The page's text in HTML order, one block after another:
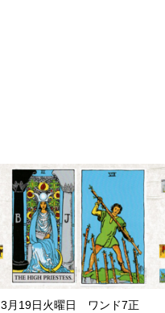
3月19日火曜日 ワンド7正